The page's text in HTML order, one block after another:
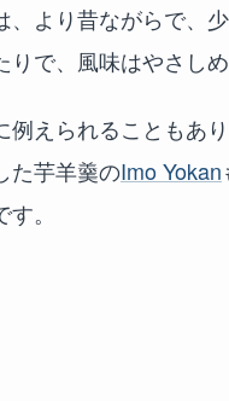
より昔ながらで、
で、風味はやさしめ
えられることもあ
た芋羊羹のImo Yokan
。